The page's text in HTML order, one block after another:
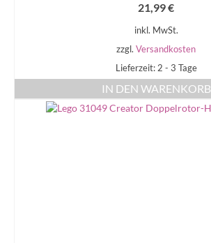
21,99€
inkl. MwSt.
zzgl. Versandkosten
Lieferzeit: 2 - 3 Tage
IN DEN WARENKORB